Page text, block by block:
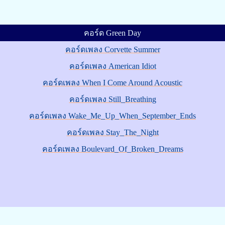
คอร์ด Green Day
คอร์ดเพลง Corvette Summer
คอร์ดเพลง American Idiot
คอร์ดเพลง When I Come Around Acoustic
คอร์ดเพลง Still_Breathing
คอร์ดเพลง Wake_Me_Up_When_September_Ends
คอร์ดเพลง Stay_The_Night
คอร์ดเพลง Boulevard_Of_Broken_Dreams